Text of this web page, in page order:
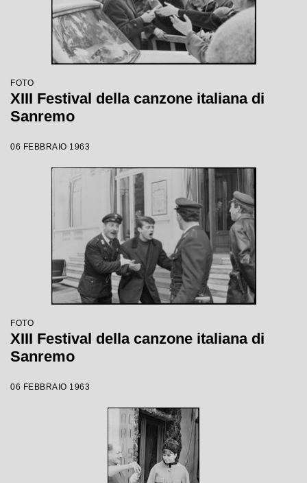
FOTO
XIII Festival della canzone italiana di
Sanremo
06 FEBBRAIO 1963
FOTO
XIII Festival della canzone italiana di
Sanremo
06 FEBBRAIO 1963